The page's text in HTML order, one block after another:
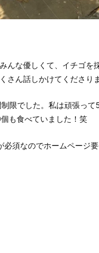
んな優しくて、イチゴを
さん話しかけてくださり
限でした。私は頑張って
も食べていました！笑
必須なのでホームページ